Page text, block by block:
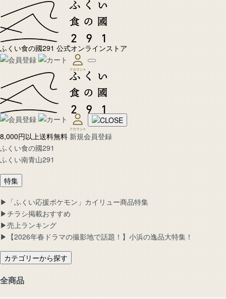
ふくい食の國291 公式オンラインストア
8,000円以上送料無料 新規会員登録
ふくい食の國291
ふくい南青山291
特集
▶︎「ふくい応援ポケモン」カイリュー商品特集
▶︎チラシ掲載おすすめ
▶︎売上ランキング
▶︎【2026年春ドラマの撮影地で話題！】小浜の逸品大特集！
カテゴリーから探す
全商品